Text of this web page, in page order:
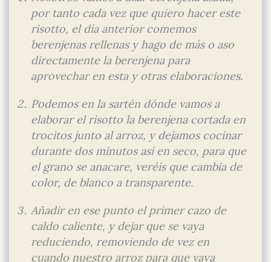
por tanto cada vez que quiero hacer este
risotto, el día anterior comemos
berenjenas rellenas y hago de más o aso
directamente la berenjena para
aprovechar en esta y otras elaboraciones.
Podemos en la sartén dónde vamos a
elaborar el risotto la berenjena cortada en
trocitos junto al arroz, y dejamos cocinar
durante dos minutos así en seco, para que
el grano se anacare, veréis que cambia de
color, de blanco a transparente.
Añadir en ese punto el primer cazo de
caldo caliente, y dejar que se vaya
reduciendo, removiendo de vez en
cuando nuestro arroz para que vaya